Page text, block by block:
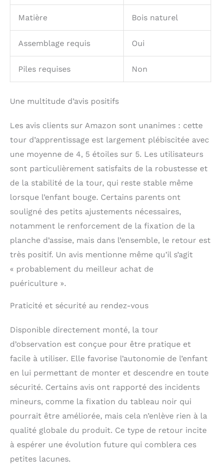
Matière Bois naturel
Assemblage requis Oui
Piles requises Non
Une multitude d’avis positifs
Les avis clients sur Amazon sont unanimes : cette
tour d’apprentissage est largement plébiscitée avec
une moyenne de 4, 5 étoiles sur 5. Les utilisateurs
sont particulièrement satisfaits de la robustesse et
de la stabilité de la tour, qui reste stable même
lorsque l’enfant bouge. Certains parents ont
souligné des petits ajustements nécessaires,
notamment le renforcement de la fixation de la
planche d’assise, mais dans l’ensemble, le retour est
très positif. Un avis mentionne même qu’il s’agit
« probablement du meilleur achat de
puériculture ».
Praticité et sécurité au rendez-vous
Disponible directement monté, la tour
d’observation est conçue pour être pratique et
facile à utiliser. Elle favorise l’autonomie de l’enfant
en lui permettant de monter et descendre en toute
sécurité. Certains avis ont rapporté des incidents
mineurs, comme la fixation du tableau noir qui
pourrait être améliorée, mais cela n’enlève rien à la
qualité globale du produit. Ce type de retour incite
à espérer une évolution future qui comblera ces
petites lacunes.